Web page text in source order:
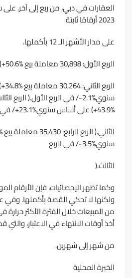
اﻟﻌﻘﺎرات ﻓﻲ دﺑﻲ، ﻣﻦ رﺑﻊ إﻟﻰ آﺧﺮ.
2023 أرﻗﺎﻣًﺎ ﺛﺎﺑﺘﺔ
ﻋﻠﻰ ﻣﺪار اﻷﺷﻬﺮ اﻟـ 12 ﺑﺄﻛﻤﻠﻬﺎ.
اﻟﺮﺑﻊ اﻷول: 30,898 ﻣﻌﺎﻣﻠﺔ ﺑﻴﻊ %50.6+) ﻋﻠﻰ أﺳﺎس ﺳﻨﻮي.(
%43.9+) ﻋﻠﻰ أﺳﺎس ﺳﻨﻮي%23.1+/ ﻓﻲ اﻟﺮﺑﻊ
ﺳﻨﻮي%3.5-/ ﻓﻲ اﻟﺮﺑﻊ
اﻟﺜﺎﻟﺚ.(
وﻛﻤﺎ ﺗﻈﻬﺮ اﻹﺣﺼﺎﺋﻴﺎت، ﻓﺈن اﻷرﻗﺎم
ﻣﻦ اﻟﻤﺒﻴﻌﺎت ﺧﻼل اﻟﻔﺘﺮة اﻷﻛﺜﺮ ﺣﺮارة
أﺧﺬ أوﻗﺎت اﻻﻧﺘﻬﺎء ﻓﻲ اﻻﻋﺘﺒﺎر، واﻟﺘﻲ
ﻣﻦ ﺷﻬﺮ إﻟﻰ ﺷﻬﺮﻳﻦ.
اﻟﺨﺒﺮة اﻟﻤﺤﻠﻴﺔ